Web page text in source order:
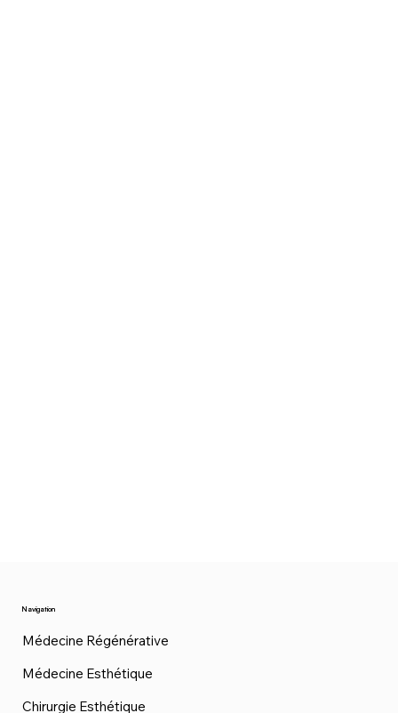
Navigation
Médecine Régénérative
Médecine Esthétique
Chirurgie Esthétique